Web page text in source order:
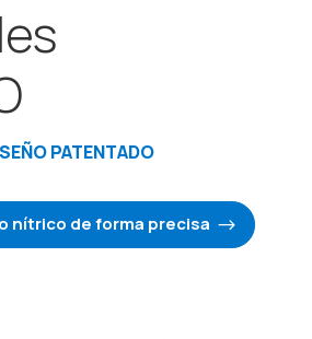
PATENTADO
nítrico de forma precisa